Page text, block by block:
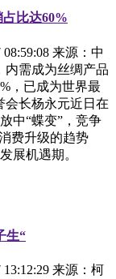
比达60%
来源：中
内需成为丝绸产品
，已成为世界最
会长杨永元近日在
中“蝶变”，竞争
费升级的趋势
发展机遇期。
生“
来源：柯